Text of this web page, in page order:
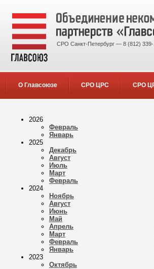
СРО Санкт-Петербург — 8 (812) 339-
О Главсоюзе СРО ЦРС СРО
2026
Февраль
Январь
2025
Декабрь
Август
Июль
Март
Февраль
2024
Ноябрь
Август
Июнь
Май
Апрель
Март
Февраль
Январь
2023
Октябрь